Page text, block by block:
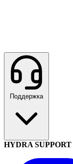
Поддержка
HYDRA SUPPORT